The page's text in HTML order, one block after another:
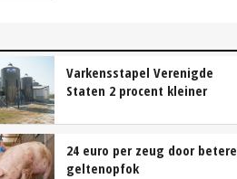
Varkensstapel Verenigde
Staten 2 procent kleiner
24 euro per zeug door betere
geltenopfok